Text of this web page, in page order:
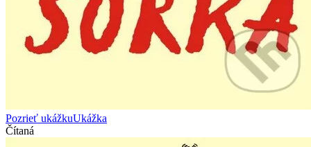
Pozrieť ukážkuUkážka
Čítaná